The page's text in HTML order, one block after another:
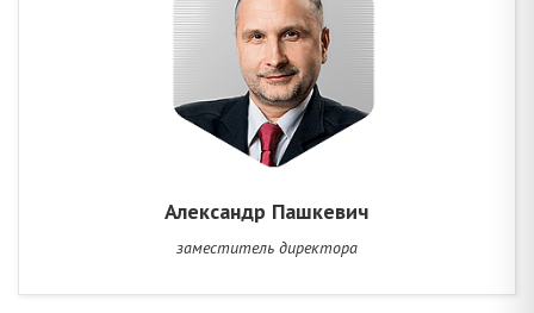
Александр Пашкевич
заместитель директора